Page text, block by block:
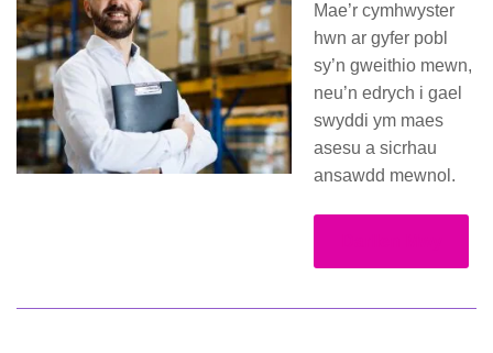
Mae’r cymhwyster
hwn ar gyfer pobl
sy’n gweithio mewn,
neu’n edrych i gael
swyddi ym maes
asesu a sicrhau
ansawdd mewnol.